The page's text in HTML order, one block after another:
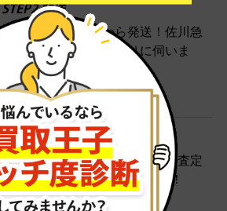
STEP2 発送
送料無料でご自宅から発送！佐川急
便がご自宅まで引き取りに伺いま
す。
STEP3 ご入金
査定結果はメールでお知らせ。査定
結果がOKなら金額をお支払い！